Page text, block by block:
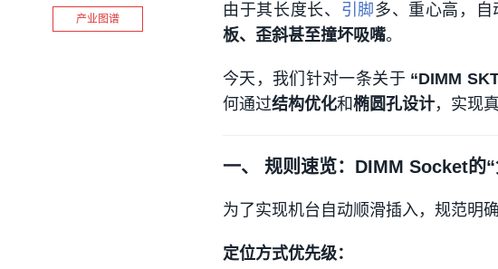
产业图谱 由于其长度长、 引脚多、重心高，
板、歪斜甚至撞坏吸嘴。
今天，我们针对一条关于 “DIMM
何通过结构优化和椭圆孔设计，实现
一、 规则速览：DIMM Socket的
为了实现机台自动顺滑插入，规范明
定位方式优先级：